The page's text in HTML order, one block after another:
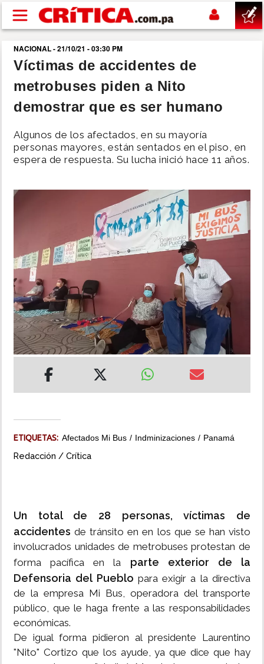
Pasar al contenido principal
buscar
SUCESOS
POLÍTICA
MUNDO
INSÓLITAS
MULTIMEDIA
IMPRESO
NACIONAL - 21/10/21 - 03:30 PM
Víctimas de accidentes de
metrobuses piden a Nito
demostrar que es ser humano
Algunos de los afectados, en su mayoría
personas mayores, están sentados en el piso, en
espera de respuesta. Su lucha inició hace 11 años.
ETIQUETAS: Afectados Mi Bus Indminizaciones Panamá
Redacción / Crítica
Un total de 28 personas, víctimas de
accidentes de tránsito en en los que se han visto
involucrados unidades de metrobuses protestan de
forma pacífica en la parte exterior de la
Defensoria del Pueblo para exigir a la directiva
de la empresa Mi Bus, operadora del transporte
público, que le haga frente a las responsabilidades
económicas.
De igual forma pidieron al presidente Laurentino
"Nito" Cortizo que los ayude, ya que dice que hay